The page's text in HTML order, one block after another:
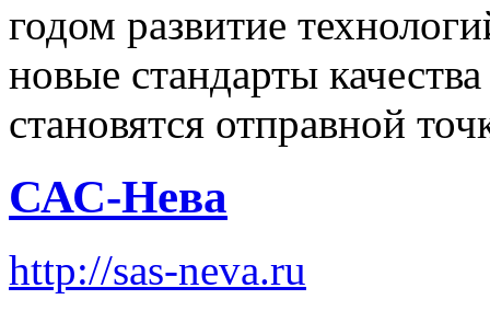
годом развитие
новые стандарты
становятся отправной
САС-Нева
http://sas-neva.ru